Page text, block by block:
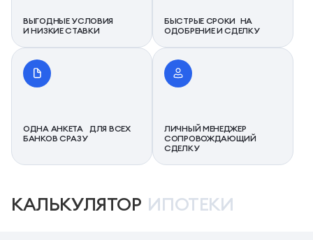
ВЫГОДНЫЕ УСЛОВИЯ
И НИЗКИЕ СТАВКИ
БЫСТРЫЕ СРОКИ НА
ОДОБРЕНИЕ И СДЕЛКУ
ОДНА АНКЕТА ДЛЯ ВСЕХ
БАНКОВ СРАЗУ
ЛИЧНЫЙ МЕНЕДЖЕР
СОПРОВОЖДАЮЩИЙ
СДЕЛКУ
КАЛЬКУЛЯТОР ИПОТЕКИ